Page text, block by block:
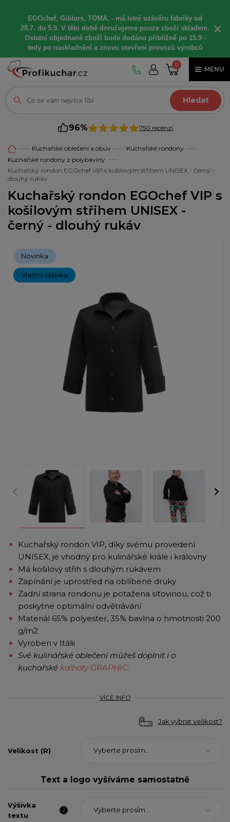
EGOchef, Giblors, TOMA, - má letní uzávěru fabriky od
28.7. do 5.9. V této době doručujeme pouze zboží skladem.
Ostatní objednané zboží bude dodáno přibližně po 15.9 -
tedy po naskladnění a znovu otevření provozů výrobců
×
0
MENU
Hledat
96% 750 recenzí
Kuchařské oblečení a obuv
Kuchařské rondony
Kuchařské rondony z polybavlny
Kuchařský rondon EGOchef VIP s košilovým střihem UNISEX - černý -
dlouhý rukáv
Kuchařský rondon EGOchef VIP s
košilovým střihem UNISEX -
černý - dlouhý rukáv
Novinka
Vlastní výšivka
Kuchařský rondon VIP, díky svému provedení
UNISEX, je vhodný pro kulinářské krále i královny
Má košilový střih s dlouhým rukávem
Zapínání je uprostřed na oblíbené druky
Zadní strana rondonu je potažena síťovinou, což ti
poskytne optimální odvětrávání
Materiál 65% polyester, 35% bavlna o hmotnosti 200
g/m2
Vyroben v Itálii
Své kulinářské oblečení můžeš doplnit i o
kuchařské kalhoty GRAPHIC.
VÍCE INFO
Jak vybrat velikost?
Velikost (R) Vyberte prosím...
Text a logo vyšíváme samostatně
Výšivka
textu
Vyberte prosím...